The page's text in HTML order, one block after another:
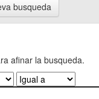
busqueda
afinar la busqueda.